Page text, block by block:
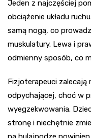
Jeden z najczęściej
obciążenie układu
samą nogą, co
muskulatury. Lewa i
odmienny sposób, co
Fizjoterapeuci zalecają
odpychającej, choć w
wyegzekwowania.
stronę i niechętnie